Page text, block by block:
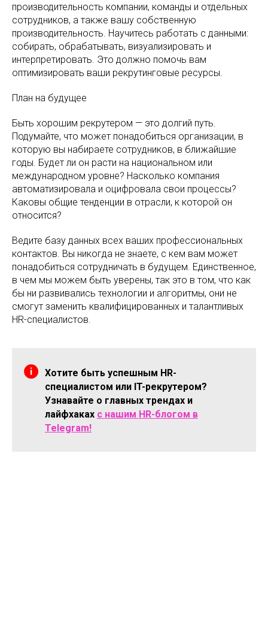
производительность компании, команды и отдельных
сотрудников, а также вашу собственную
производительность. Научитесь работать с данными:
собирать, обрабатывать, визуализировать и
интерпретировать. Это должно помочь вам
оптимизировать ваши рекрутинговые ресурсы.
План на будущее
Быть хорошим рекрутером — это долгий путь.
Подумайте, что может понадобиться организации, в
которую вы набираете сотрудников, в ближайшие
годы. Будет ли он расти на национальном или
международном уровне? Насколько компания
автоматизировала и оцифровала свои процессы?
Каковы общие тенденции в отрасли, к которой он
относится?
Ведите базу данных всех ваших профессиональных
контактов. Вы никогда не знаете, с кем вам может
понадобиться сотрудничать в будущем. Единственное,
в чем мы можем быть уверены, так это в том, что как
бы ни развивались технологии и алгоритмы, они не
смогут заменить квалифицированных и талантливых
HR-специалистов.
Хотите быть успешным HR-
специалистом или IT-рекрутером?
Узнавайте о главных трендах и
лайфхаках с нашим HR-блогом в
Telegram!